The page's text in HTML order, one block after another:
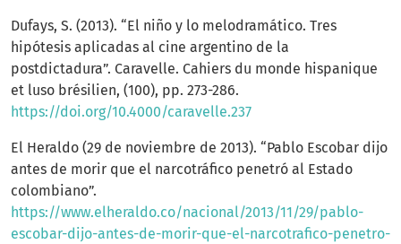
Dufays, S. (2013). “El niño y lo melodramático. Tres
hipótesis aplicadas al cine argentino de la
postdictadura”. Caravelle. Cahiers du monde hispanique
et luso brésilien, (100), pp. 273-286.
https://doi.org/10.4000/caravelle.237
El Heraldo (29 de noviembre de 2013). “Pablo Escobar dijo
antes de morir que el narcotráfico penetró al Estado
colombiano”.
https://www.elheraldo.co/nacional/2013/11/29/pablo-
escobar-dijo-antes-de-morir-que-el-narcotrafico-penetro-